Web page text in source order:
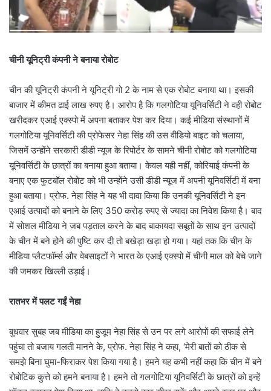
चीनी यूनिट्री कंपनी ने बनाया रोबोट
चीन की यूनिट्री कंपनी ने यूनिट्री गो 2 के नाम से एक रोबोट बनाया था। इसकी
बाजार में कीमत ढाई लाख रुपए है। आरोप है कि गलगोटिया यूनिवर्सिटी ने वही रोबोट
खरीदकर एआई एक्स्पो में अपना बताकर पेश कर दिया। कई मीडिया संस्थानों में
गलगोटिया यूनिवर्सिटी की प्रोफेसर नेहा सिंह की उस वीडियो बाइट को चलाया,
जिसमें उन्होंने सरकारी डीडी न्यूज के रिपोर्टर के सामने चीनी रोबोट को गलगोटिया
यूनिवर्सिटी के छात्रों का बनाया हुआ बताया। केवल यही नहीं, कोरियाई कंपनी के
बनाए एक फुटबॉल रोबोट को भी उन्होंने उसी डीडी न्यूज में अपनी यूनिवर्सिटी में बना
हुआ बताया। प्रोफ. नेहा सिंह ने यह भी दावा किया कि उनकी यूनिवर्सिटी ने इन
एआई उत्पादों को बनाने के लिए 350 करोड़ रुपए से ज्यादा का निवेश किया है। बाद
में सोशल मीडिया ने जब पड़ताल करने के बाद बाकायदा सबूतों के साथ इन उत्पादों
के चीन में बने होने की पुष्टि कर दी तो बखेड़ा खड़ा हो गया। यहां तक कि चीन के
मीडिया प्लैटफॉर्म्स और वेबसाइटों ने भारत के एआई एक्स्पो में चीनी माल को बेचे जाने
की जमकर खिल्ली उड़ाई।
रातभर में पलट गईं नेहा
बुधवार सुबह जब मीडिया का हुजूम नेहा सिंह से उन पर लगे आरोपों की सफाई लेने
पहुंचा तो बजाय गलती मानने के, प्रोफ. नेहा सिंह ने कहा, ‘मेरी बातों को ठीक से
समझे बिना घुमा-फिराकर पेश किया गया है। हमने यह कभी नहीं कहा कि चीन में बने
रोबोटिक कुत्ते को हमने बनाया है। हमने तो गलगोटिया यूनिवर्सिटी के छात्रों को इन्हें